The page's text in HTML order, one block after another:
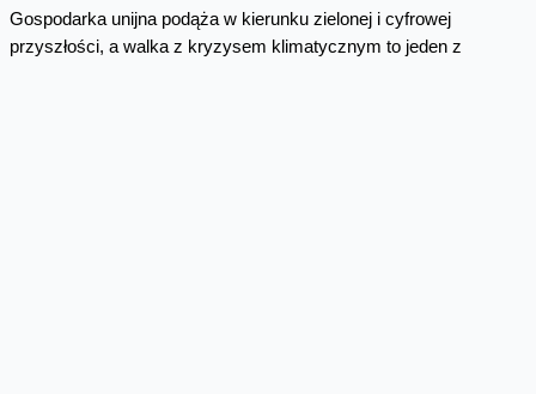
Gospodarka unijna podąża w kierunku zielonej i cyfrowej
przyszłości, a walka z kryzysem klimatycznym to jeden z